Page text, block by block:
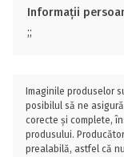
Informații
;;
Imaginile produselor
posibilul să ne
corecte și complete,
produsului.
prealabilă, astfel că